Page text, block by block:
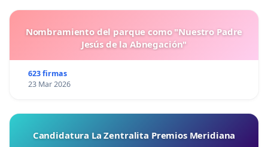
Nombramiento del parque como "Nuestro Padre
Jesús de la Abnegación"
623 firmas
23 Mar 2026
Candidatura La Zentralita Premios Meridiana